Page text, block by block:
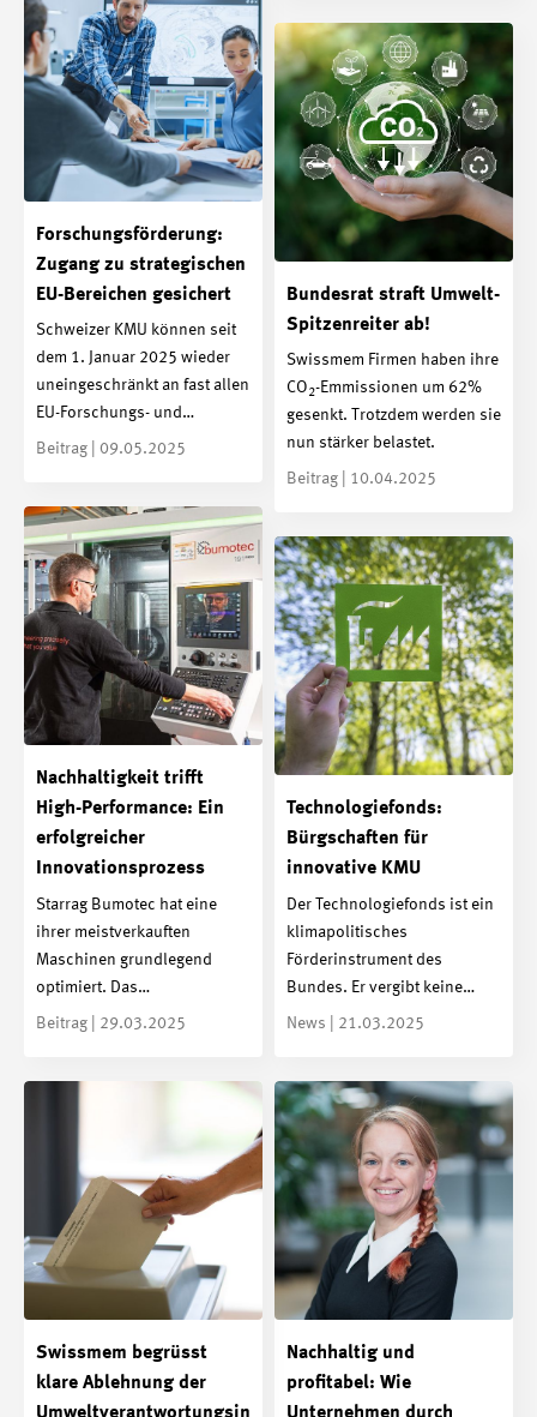
Forschungsförderung:
Zugang zu strategischen
EU-Bereichen gesichert
Schweizer KMU können seit
dem 1. Januar 2025 wieder
uneingeschränkt an fast allen
EU-Forschungs- und…
Beitrag | 09.05.2025
Bundesrat straft Umwelt-
Spitzenreiter ab!
Swissmem Firmen haben ihre
CO 2-Emmissionen um 62%
gesenkt. Trotzdem werden sie
nun stärker belastet.
Beitrag | 10.04.2025
Nachhaltigkeit trifft
High-Performance: Ein
erfolgreicher
Innovationsprozess
Starrag Bumotec hat eine
ihrer meistverkauften
Maschinen grundlegend
optimiert. Das…
Beitrag | 29.03.2025
Technologiefonds:
Bürgschaften für
innovative KMU
Der Technologiefonds ist ein
klimapolitisches
Förderinstrument des
Bundes. Er vergibt keine…
News | 21.03.2025
Nachhaltig und
profitabel: Wie
Unternehmen durch
Swissmem begrüsst
klare Ablehnung der
Umweltverantwortungsin